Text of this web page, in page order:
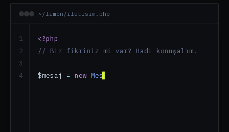
~/limon/iletisim.php
1
2
3
4
<?php
// Bir fikriniz mi var? Hadi konuşalım.
$mesaj = new Mesaj